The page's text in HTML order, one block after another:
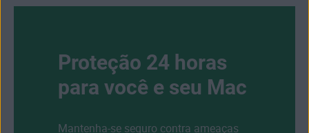
Proteção 24 horas
para você e seu Mac
Mantenha-se seguro contra ameaças